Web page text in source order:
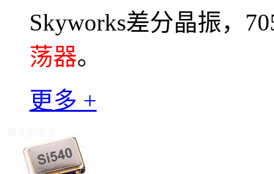
Skyworks差分晶振，
荡器。
更多 +